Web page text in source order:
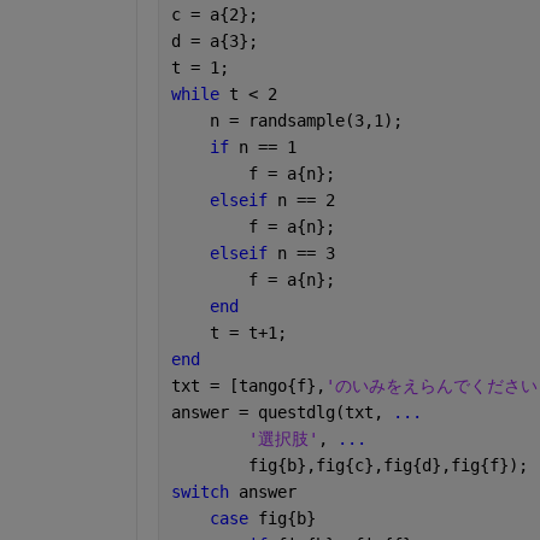
c = a{2};
d = a{3};
t = 1;
while t < 2
    n = randsample(3,1);
if n == 1
        f = a{n};
elseif n == 2
        f = a{n};
elseif n == 3
        f = a{n};
end
    t = t+1;
end
txt = [tango{f}, 'のいみをえらんでくださ
answer = questdlg(txt,
...
'選択肢' ,
...
	fig{b},fig{c},fig{d},fig{f});
switch answer
case fig{b}